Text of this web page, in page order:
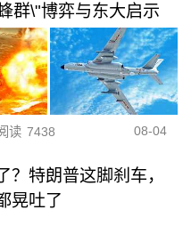
群\"博弈与东大启示
读 7438 08-04
？特朗普这脚刹车，
晃吐了